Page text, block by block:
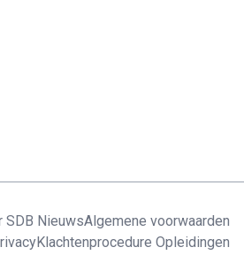
SDB NieuwsAlgemene voorwaarden
Klachtenprocedure Opleidingen